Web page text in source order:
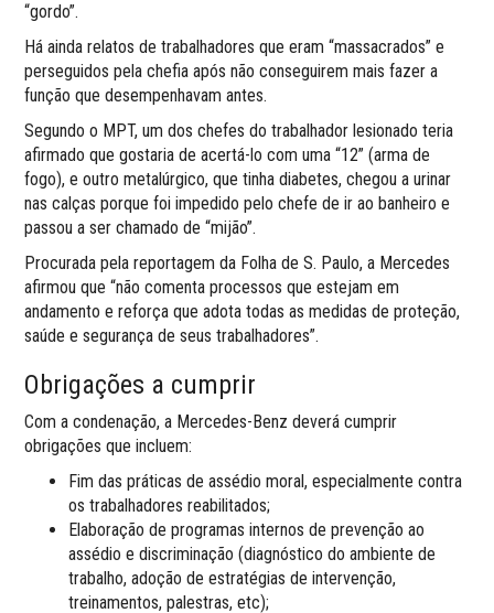
“gordo”.
Há ainda relatos de trabalhadores que eram “massacrados” e
perseguidos pela chefia após não conseguirem mais fazer a
função que desempenhavam antes.
Segundo o MPT, um dos chefes do trabalhador lesionado teria
afirmado que gostaria de acertá-lo com uma “12” (arma de
fogo), e outro metalúrgico, que tinha diabetes, chegou a urinar
nas calças porque foi impedido pelo chefe de ir ao banheiro e
passou a ser chamado de “mijão”.
Procurada pela reportagem da Folha de S. Paulo, a Mercedes
afirmou que “não comenta processos que estejam em
andamento e reforça que adota todas as medidas de proteção,
saúde e segurança de seus trabalhadores”.
Obrigações a cumprir
Com a condenação, a Mercedes-Benz deverá cumprir
obrigações que incluem:
Fim das práticas de assédio moral, especialmente contra
os trabalhadores reabilitados;
Elaboração de programas internos de prevenção ao
assédio e discriminação (diagnóstico do ambiente de
trabalho, adoção de estratégias de intervenção,
treinamentos, palestras, etc);